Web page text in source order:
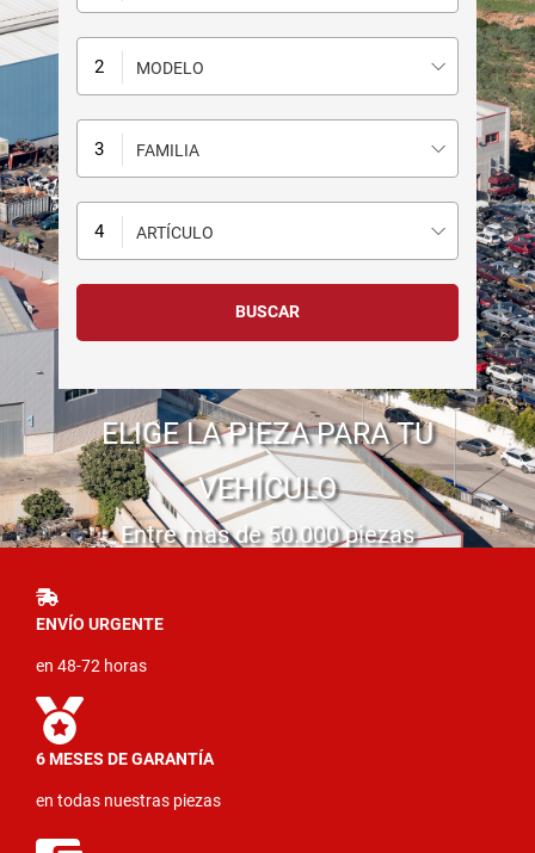
MODELO
FAMILIA
ARTÍCULO
ELIGE LA PIEZA PARA TU
VEHÍCULO
Entre mas de 50.000 piezas
ENVÍO URGENTE
en 48-72 horas
6 MESES DE GARANTÍA
en todas nuestras piezas